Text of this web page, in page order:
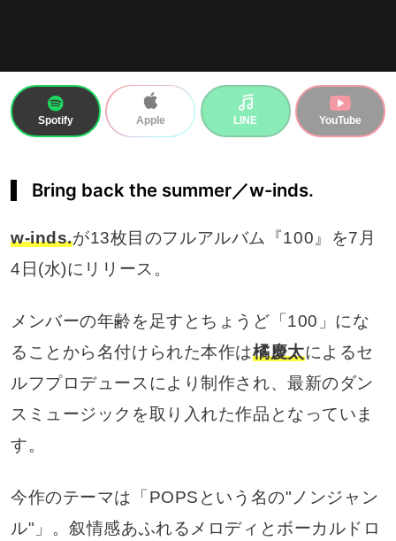
Spotify Apple LINE YouTube
Bring back the summer／w-inds.
w-inds.が13枚目のフルアルバム『100』を7月
4日(水)にリリース。
メンバーの年齢を足すとちょうど「100」にな
ることから名付けられた本作は橘慶太によるセ
ルフプロデュースにより制作され、最新のダン
スミュージックを取り入れた作品となっていま
す。
今作のテーマは「POPSという名の"ノンジャン
ル"」。叙情感あふれるメロディとボーカルドロ